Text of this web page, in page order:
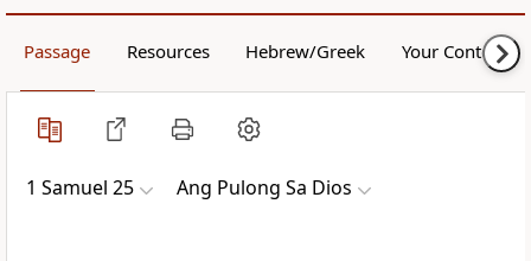
Passage Resources Hebrew/Greek Your Content
1 Samuel 25 Ang Pulong Sa Dios